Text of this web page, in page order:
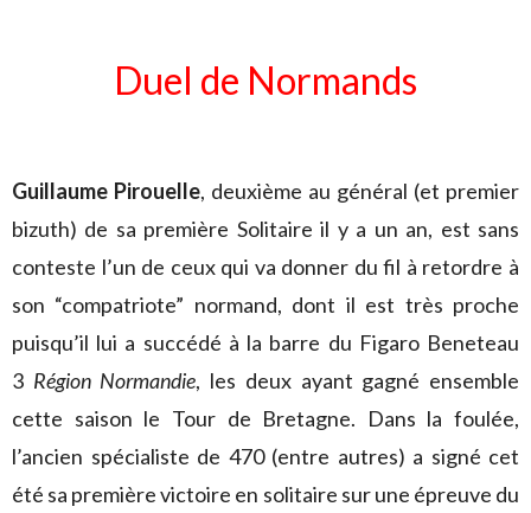
Duel de Normands
Guillaume Pirouelle, deuxième au général (et premier
bizuth) de sa première Solitaire il y a un an, est sans
conteste l’un de ceux qui va donner du fil à retordre à
son “compatriote” normand, dont il est très proche
puisqu’il lui a succédé à la barre du Figaro Beneteau
3 Région Normandie, les deux ayant gagné ensemble
cette saison le Tour de Bretagne. Dans la foulée,
l’ancien spécialiste de 470 (entre autres) a signé cet
été sa première victoire en solitaire sur une épreuve du